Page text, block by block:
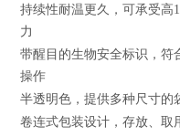
持续性耐温更久，可承受高
力
带醒目的生物安全标识，符
操作
半透明色，提供多种尺寸的
卷连式包装设计，存放、取